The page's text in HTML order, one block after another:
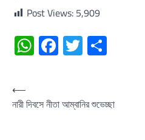
Post Views: 5,909
WhatsApp
Facebook
Twitter
Post
navigation
⟵
নারী দিবসে নীতা আম্বানির শুভেচ্ছা